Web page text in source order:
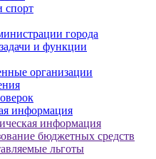
спорт
города
и функции
организации
информация
информация
бюджетных средств
льготы